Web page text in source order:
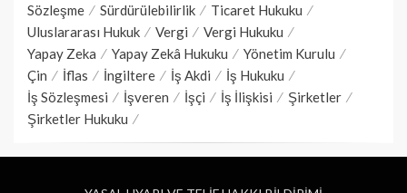
Sözleşme
Sürdürülebilirlik
Ticaret Hukuku
Uluslararası Hukuk
Vergi
Vergi Hukuku
Yapay Zeka
Yapay Zekâ Hukuku
Yönetim Kurulu
Çin
İflas İngiltere İş Akdi
İş Hukuku
İş Sözleşmesi
İşveren İşçi İş İlişkisi
Şirketler
Şirketler Hukuku